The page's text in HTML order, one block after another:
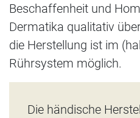
Beschaffenheit und
Dermatika qualitativ
die Herstellung ist im
Rührsystem möglich.
Die händische